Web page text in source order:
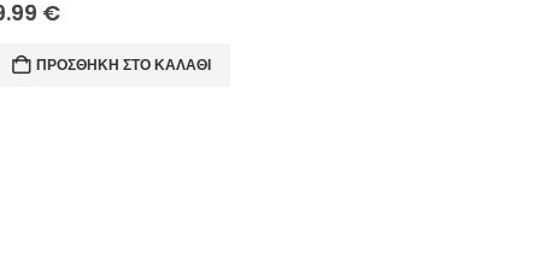
€
ΠΡΟΣΘΉΚΗ ΣΤΟ ΚΑΛΆΘΙ